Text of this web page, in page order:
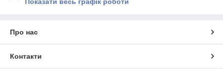
Показати весь графік роботи
Про нас
Контакти